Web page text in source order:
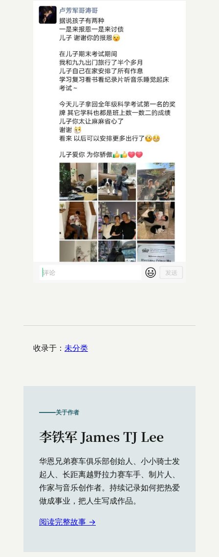
收录于： 未分类
关于作者
李铁军 James TJ Lee
华恩兄弟赛车俱乐部创始人、小小骑士发
起人、长距离越野拉力赛车手、制片人、
作家与音乐创作者。持续记录如何把热爱
做成事业，把人生写成作品。
阅读完整故事 →